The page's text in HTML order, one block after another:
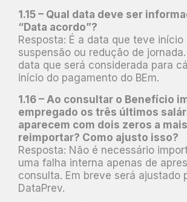
1.15 – Qual data deve ser
“Data acordo”?
Resposta: É a data que teve
suspensão ou redução de
data que será considerada para
início do pagamento do BEm.
1.16 – Ao consultar o Benefício
empregado os três últimos
aparecem com dois zeros a
reimportar? Como ajusto isso?
Resposta: Não é necessário
uma falha interna apenas de
consulta. Em breve será ajustado
DataPrev.